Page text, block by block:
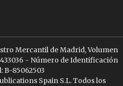
Mercantil de Madrid, Volumen
433036 - Número de Identificación
B-85062503
Spain S.L. Todos los